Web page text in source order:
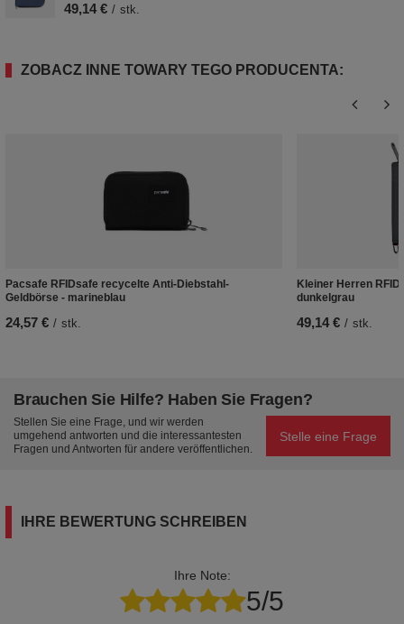
49,14 € / stk.
ZOBACZ INNE TOWARY TEGO PRODUCENTA:
Pacsafe RFIDsafe recycelte Anti-Diebstahl-
Geldbörse - marineblau
24,57 € / stk.
Kleiner Herren
dunkelgrau
49,14 € / stk.
Brauchen Sie Hilfe? Haben Sie Fragen?
Stellen Sie eine Frage, und wir werden
umgehend antworten und die interessantesten
Fragen und Antworten für andere veröffentlichen.
Stelle eine Frage
IHRE BEWERTUNG SCHREIBEN
Ihre Note:
5/5